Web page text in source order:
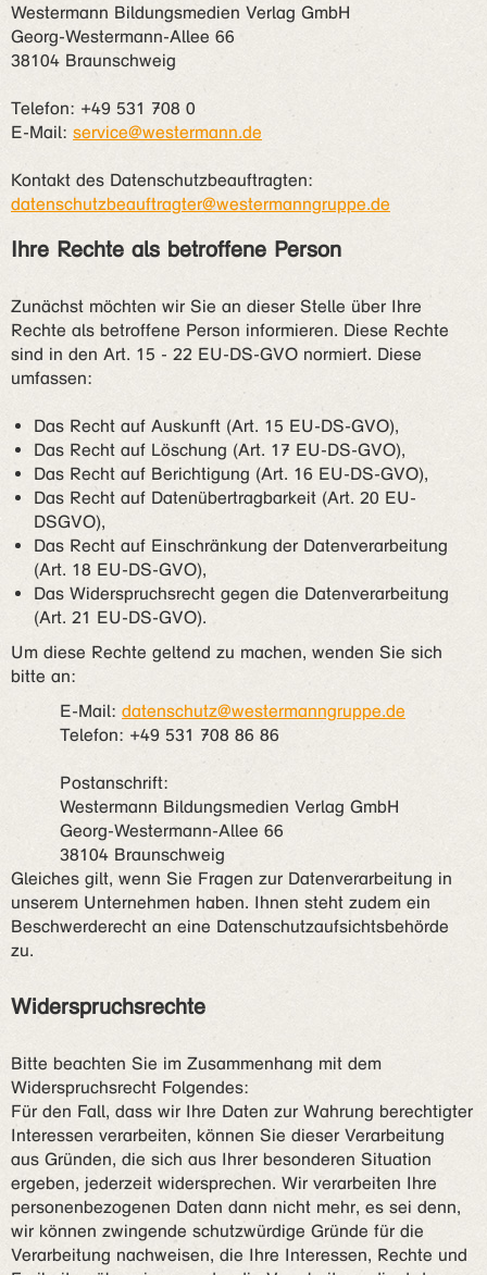
Westermann Bildungsmedien Verlag GmbH
Georg-Westermann-Allee 66
38104 Braunschweig
Telefon: +49 531 708 0
E-Mail: service@westermann.de
Kontakt des Datenschutzbeauftragten:
datenschutzbeauftragter@westermanngruppe.de
Ihre Rechte als betroffene Person
Zunächst möchten wir Sie an dieser Stelle über Ihre
Rechte als betroffene Person informieren. Diese Rechte
sind in den Art. 15 - 22 EU-DS-GVO normiert. Diese
umfassen:
Das Recht auf Auskunft (Art. 15 EU-DS-GVO),
Das Recht auf Löschung (Art. 17 EU-DS-GVO),
Das Recht auf Berichtigung (Art. 16 EU-DS-GVO),
Das Recht auf Datenübertragbarkeit (Art. 20 EU-
DSGVO),
Das Recht auf Einschränkung der Datenverarbeitung
(Art. 18 EU-DS-GVO),
Das Widerspruchsrecht gegen die Datenverarbeitung
(Art. 21 EU-DS-GVO).
Um diese Rechte geltend zu machen, wenden Sie sich
bitte an:
E-Mail: datenschutz@westermanngruppe.de
Telefon: +49 531 708 86 86
Postanschrift:
Westermann Bildungsmedien Verlag GmbH
Georg-Westermann-Allee 66
38104 Braunschweig
Gleiches gilt, wenn Sie Fragen zur Datenverarbeitung in
unserem Unternehmen haben. Ihnen steht zudem ein
Beschwerderecht an eine Datenschutzaufsichtsbehörde
zu.
Widerspruchsrechte
Bitte beachten Sie im Zusammenhang mit dem
Widerspruchsrecht Folgendes:
Für den Fall, dass wir Ihre Daten zur Wahrung berechtigter
Interessen verarbeiten, können Sie dieser Verarbeitung
aus Gründen, die sich aus Ihrer besonderen Situation
ergeben, jederzeit widersprechen. Wir verarbeiten Ihre
personenbezogenen Daten dann nicht mehr, es sei denn,
wir können zwingende schutzwürdige Gründe für die
Verarbeitung nachweisen, die Ihre Interessen, Rechte und